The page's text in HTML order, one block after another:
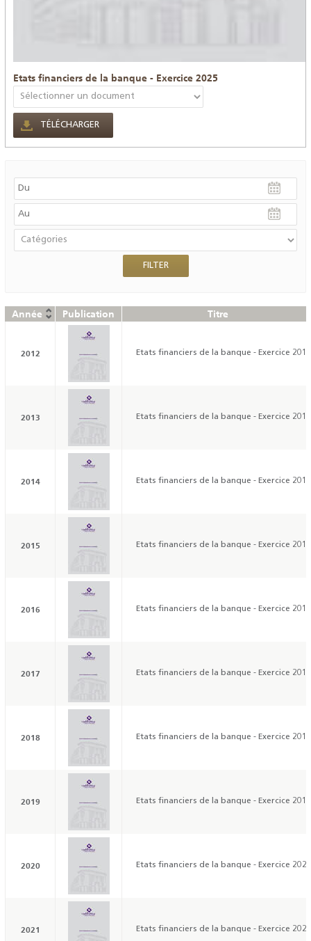
Etats financiers de la banque - Exercice 2025
TÉLÉCHARGER
Année Publication Titre
2012 Etats financiers de la banque - Exercice 2012
2013 Etats financiers de la banque - Exercice 2013
2014 Etats financiers de la banque - Exercice 2014
2015 Etats financiers de la banque - Exercice 2015
2016 Etats financiers de la banque - Exercice 2016
2017 Etats financiers de la banque - Exercice 2017
2018 Etats financiers de la banque - Exercice 2018
2019 Etats financiers de la banque - Exercice 2019
2020 Etats financiers de la banque - Exercice 2020
2021 Etats financiers de la banque - Exercice 2021